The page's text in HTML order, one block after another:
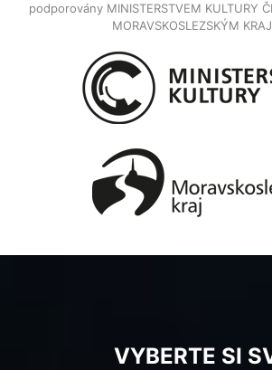
podporovány MINISTERSTVEM KULTURY
MORAVSKOSLEZSKÝM
VYBERTE SI